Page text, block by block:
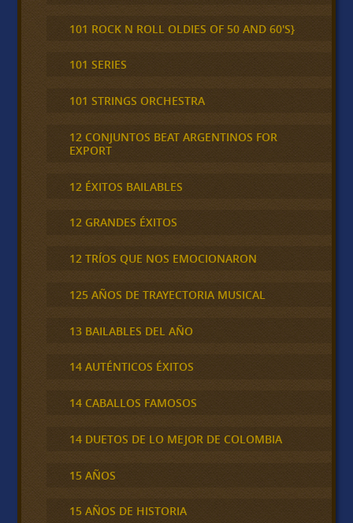
101 ROCK N ROLL OLDIES OF 50 AND 60'S}
101 SERIES
101 STRINGS ORCHESTRA
12 CONJUNTOS BEAT ARGENTINOS FOR
EXPORT
12 ÉXITOS BAILABLES
12 GRANDES ÉXITOS
12 TRÍOS QUE NOS EMOCIONARON
125 AÑOS DE TRAYECTORIA MUSICAL
13 BAILABLES DEL AÑO
14 AUTÉNTICOS ÉXITOS
14 CABALLOS FAMOSOS
14 DUETOS DE LO MEJOR DE COLOMBIA
15 AÑOS
15 AÑOS DE HISTORIA